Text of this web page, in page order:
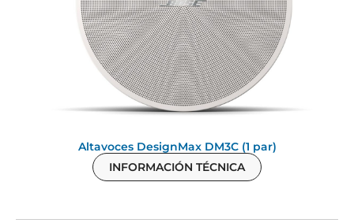
Altavoces DesignMax DM3C (1 par)
INFORMACIÓN TÉCNICA